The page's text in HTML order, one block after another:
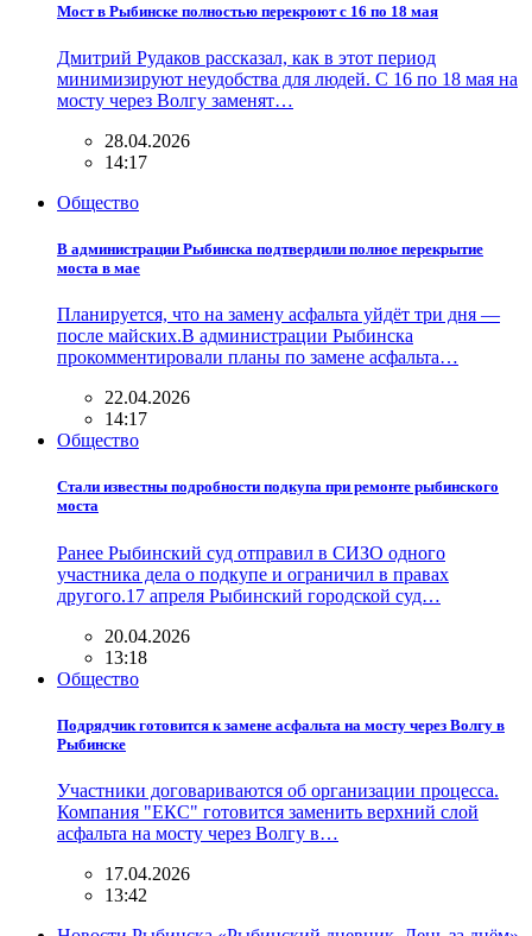
Мост в Рыбинске полностью перекроют с 16 по 18 мая
Дмитрий Рудаков рассказал, как в этот период
минимизируют неудобства для людей. С 16 по 18 мая на
мосту через Волгу заменят…
28.04.2026
14:17
Общество
В администрации Рыбинска подтвердили полное перекрытие
моста в мае
Планируется, что на замену асфальта уйдёт три дня —
после майских.В администрации Рыбинска
прокомментировали планы по замене асфальта…
22.04.2026
14:17
Общество
Стали известны подробности подкупа при ремонте рыбинского
моста
Ранее Рыбинский суд отправил в СИЗО одного
участника дела о подкупе и ограничил в правах
другого.17 апреля Рыбинский городской суд…
20.04.2026
13:18
Общество
Подрядчик готовится к замене асфальта на мосту через Волгу в
Рыбинске
Участники договариваются об организации процесса.
Компания "ЕКС" готовится заменить верхний слой
асфальта на мосту через Волгу в…
17.04.2026
13:42